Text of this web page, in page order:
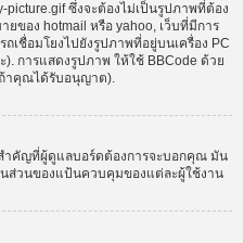
picture.gif ซึ่งจะต้องไม่เป็นรูปภาพที่ต้อง
ของ hotmail หรือ yahoo, เว็บที่มีการ
เชื่อมโยงไปยังรูปภาพที่อยู่บนเครื่อง PC
การแสดงรูปภาพ ให้ใช้ BBCode ด้วย
ถ้าคุณได้รับอนุญาต).
ำคัญที่ผู้ดูแลบอร์ดต้องการจะบอกคุณ มัน
ส่วนของแป้นควบคุมของแต่ละผู้ใช้งาน